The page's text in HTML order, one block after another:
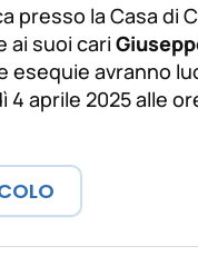
fuente.
de
fuente
de
presso la Casa di
ai suoi cari
esequie avranno
aprile 2025 alle